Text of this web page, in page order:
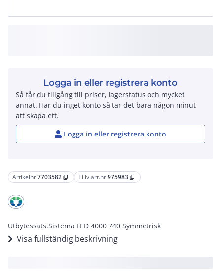
Artikelnr:7703582 content_copy Tillv.art.nr:975983 content_copy
Utbytessats.Sistema LED 4000 740 Symmetrisk
Visa fullständig beskrivning
Logga in eller registrera konto
Så får du tillgång till priser, lagerstatus och mycket
annat. Har du inget konto så tar det bara någon minut
att skapa ett.
Logga in eller registrera konto